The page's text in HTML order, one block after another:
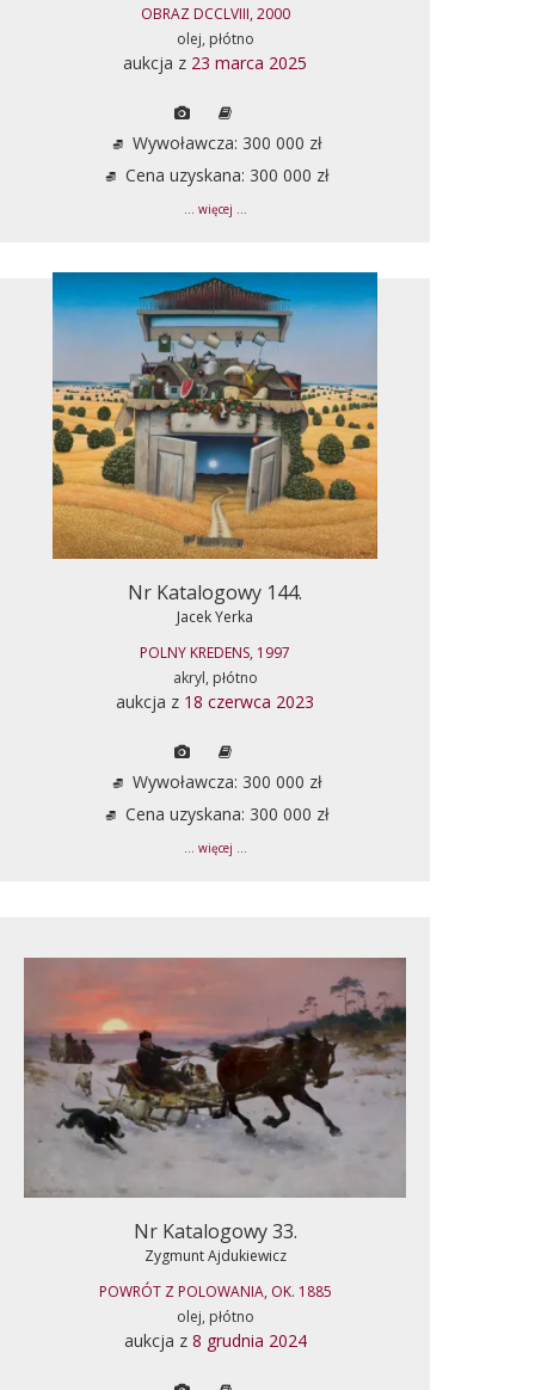
OBRAZ DCCLVIII, 2000
olej, płótno
aukcja z 23 marca 2025
Wywoławcza: 300 000 zł
Cena uzyskana: 300 000 zł
... więcej ...
Nr Katalogowy 144.
Jacek Yerka
POLNY KREDENS, 1997
akryl, płótno
aukcja z 18 czerwca 2023
Wywoławcza: 300 000 zł
Cena uzyskana: 300 000 zł
... więcej ...
Nr Katalogowy 33.
Zygmunt Ajdukiewicz
POWRÓT Z POLOWANIA, OK. 1885
olej, płótno
aukcja z 8 grudnia 2024